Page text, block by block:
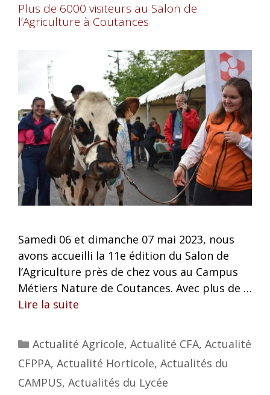
Plus de 6000 visiteurs au Salon de
l’Agriculture à Coutances
Samedi 06 et dimanche 07 mai 2023, nous
avons accueilli la 11e édition du Salon de
l’Agriculture près de chez vous au Campus
Métiers Nature de Coutances. Avec plus de …
Lire la suite
Actualité Agricole, Actualité CFA, Actualité
CFPPA, Actualité Horticole, Actualités du
CAMPUS, Actualités du Lycée